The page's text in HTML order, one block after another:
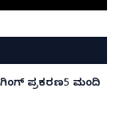
ಪ್ರಕರಣ5 ಮಂದಿ